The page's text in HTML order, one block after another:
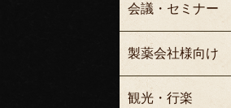
会議・セミナー
製薬会社様向け
観光・行楽